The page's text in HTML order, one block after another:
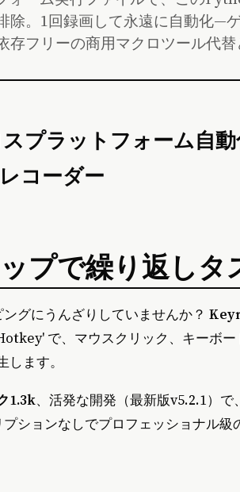
除。1回録画して永遠に自動化—
フリーの商用マクロツール代替
プラットフォーム自
コーダー
プで繰り返しタ
グにうんざりしていませんか？
で、マウスクリック、キーボー
します。
1.3k、活発な開発（最新版v5.2.1）
ションなしでプロフェッショナル級